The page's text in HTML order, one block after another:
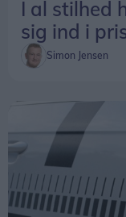
anmeldelser på
I al stilhed
sig ind i
Simon Jensen